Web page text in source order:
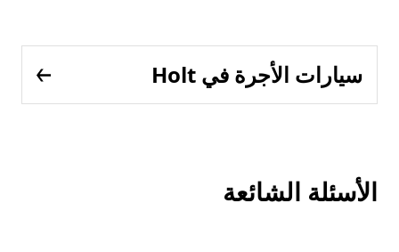
سيارات الأجرة في Holt
الأسئلة الشائعة